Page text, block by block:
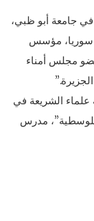
جامعة أبو ظبي،
سوريا، مؤسس
مجلس أمناء
الشريعة في
للوسطية”، مدرس